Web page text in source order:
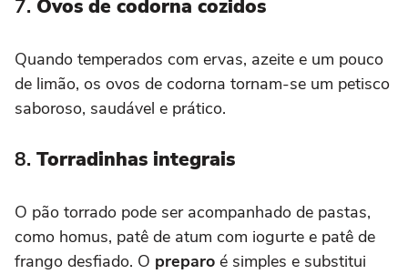
7. Ovos de codorna cozidos
Quando temperados com ervas, azeite e um pouco
de limão, os ovos de codorna tornam-se um petisco
saboroso, saudável e prático.
8. Torradinhas integrais
O pão torrado pode ser acompanhado de pastas,
como homus, patê de atum com iogurte e patê de
frango desfiado. O preparo é simples e substitui